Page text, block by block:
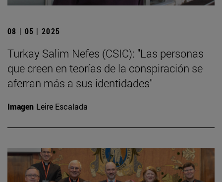
08 | 05 | 2025
Turkay Salim Nefes (CSIC): "Las personas
que creen en teorías de la conspiración se
aferran más a sus identidades"
Imagen Leire Escalada